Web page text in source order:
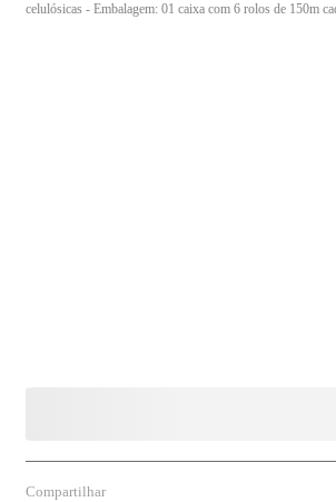
celulósicas - Embalagem: 01 caixa com 6 rolos de 150m
Compartilhar